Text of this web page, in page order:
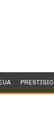
PRESTIGIO